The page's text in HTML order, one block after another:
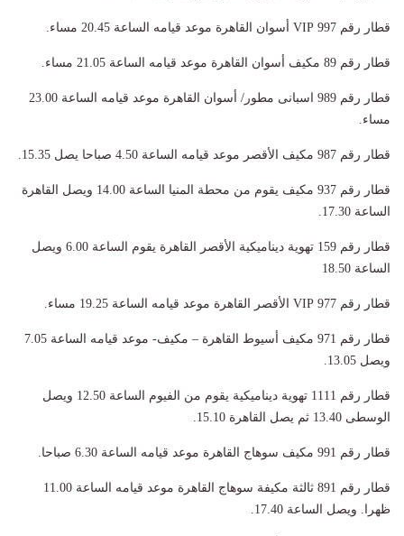
قطار رقم 997 VIP أسوان القاهرة موعد قيامه الساعة 20.45 مساء.
قطار رقم 89 مكيف أسوان القاهرة موعد قيامه الساعة 21.05 مساء.
قطار رقم 989 اسبانى مطور/ أسوان القاهرة موعد قيامه الساعة 23.00
مساء.
قطار رقم 987 مكيف الأقصر موعد قيامه الساعة 4.50 صباحا يصل 15.35.
قطار رقم 937 مكيف يقوم من محطة المنيا الساعة 14.00 ويصل القاهرة
الساعة 17.30.
قطار رقم 159 تهوية ديناميكية الأقصر القاهرة يقوم الساعة 6.00 ويصل
الساعة 18.50
قطار رقم 977 VIP الأقصر القاهرة موعد قيامه الساعة 19.25 مساء.
قطار رقم 971 مكيف أسيوط القاهرة – مكيف- موعد قيامه الساعة 7.05
ويصل 13.05.
قطار رقم 1111 تهوية ديناميكية يقوم من الفيوم الساعة 12.50 ويصل
الوسطى 13.40 ثم يصل القاهرة 15.10.
قطار رقم 991 مكيف سوهاج القاهرة موعد قيامه الساعة 6.30 صباحا.
قطار رقم 891 ثالثة مكيفة سوهاج القاهرة موعد قيامه الساعة 11.00
ظهرا. ويصل الساعة 17.40.